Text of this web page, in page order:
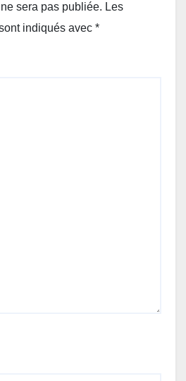
sera pas publiée. Les
indiqués avec *